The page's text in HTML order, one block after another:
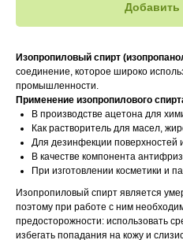
Добавить
Изопропиловый спирт
соединение, которое широко
промышленности.
Применение изопропилового
В производстве ацетона для
Как растворитель для масел,
Для дезинфекции поверхностей
В качестве компонента
При изготовлении косметики и
Изопропиловый спирт является
поэтому при работе с ним
предосторожности: использовать
избегать попадания на кожу и